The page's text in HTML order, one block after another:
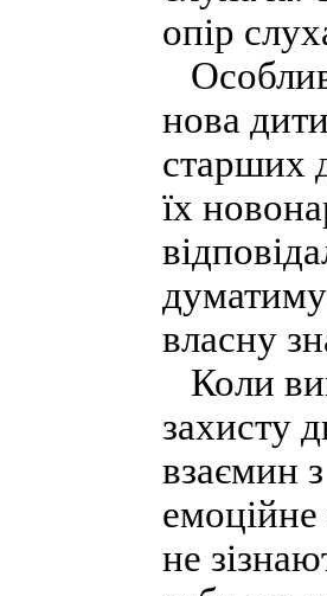
опір
нова
старших
їх
власну
Коли
захисту
взаємин
не